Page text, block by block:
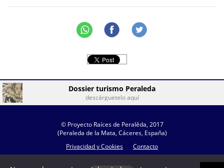
Dossier turismo Peraleda
descárguetelo aquí
© Proyecto Raíces de Peralêda, 2017
(Peraleda de la Mata, Cáceres, España)
Privacidad y Cookies
Contacto